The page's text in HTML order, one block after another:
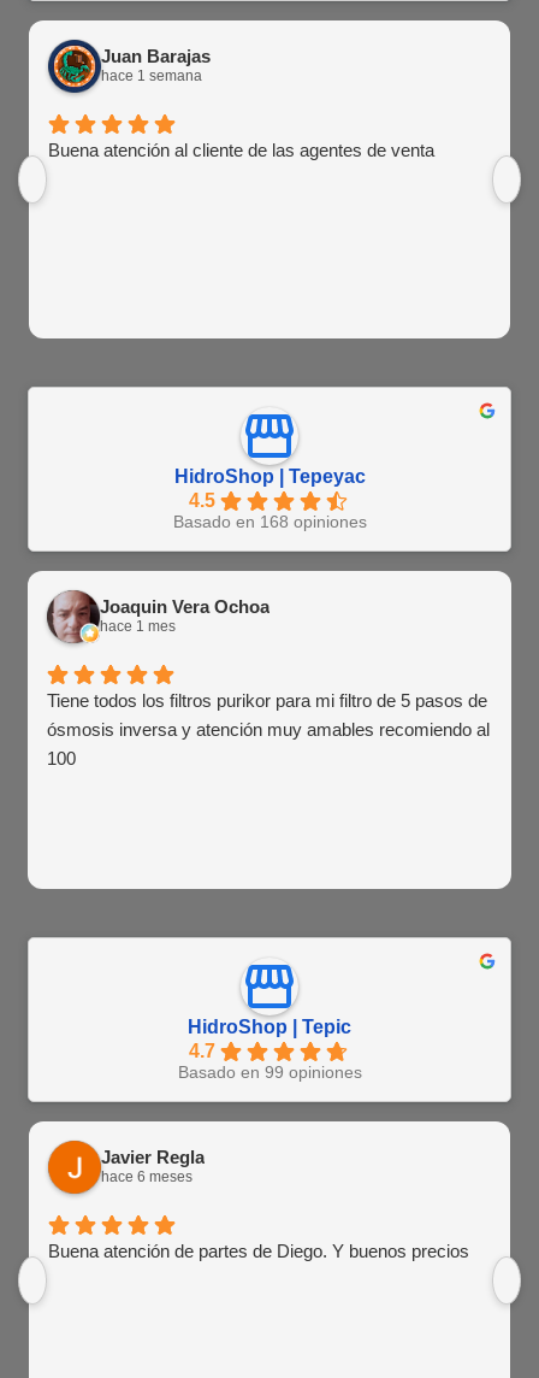
Juan Barajas
hace 1 semana
Buena atención al cliente de las agentes de venta
HidroShop | Tepeyac
4.5
Basado en 168 opiniones
Joaquin Vera Ochoa
hace 1 mes
Tiene todos los filtros purikor para mi filtro de 5 pasos de
ósmosis inversa y atención muy amables recomiendo al
100
HidroShop | Tepic
4.7
Basado en 99 opiniones
Javier Regla
hace 6 meses
Buena atención de partes de Diego. Y buenos precios